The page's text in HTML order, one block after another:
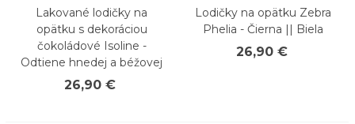
Lakované lodičky na
opätku s dekoráciou
čokoládové Isoline -
Odtiene hnedej a béžovej
26,90 €
Lodičky na opätku Zebra
Phelia - Čierna || Biela
26,90 €